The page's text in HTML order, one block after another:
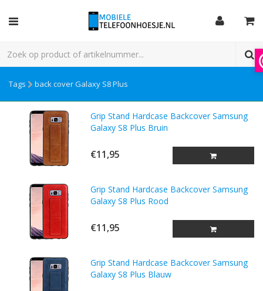
Tags back cover Galaxy S8 Plus
Grip Stand Hardcase Backcover Samsung
Galaxy S8 Plus Bruin
€11,95
Grip Stand Hardcase Backcover Samsung
Galaxy S8 Plus Rood
€11,95
Grip Stand Hardcase Backcover Samsung
Galaxy S8 Plus Blauw